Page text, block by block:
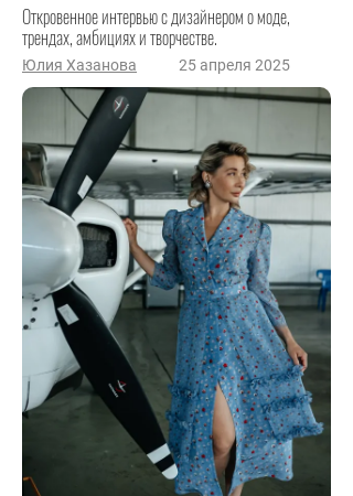
Откровенное интервью с дизайнером о моде,
трендах, амбициях и творчестве.
Юлия Хазанова 25 апреля 2025